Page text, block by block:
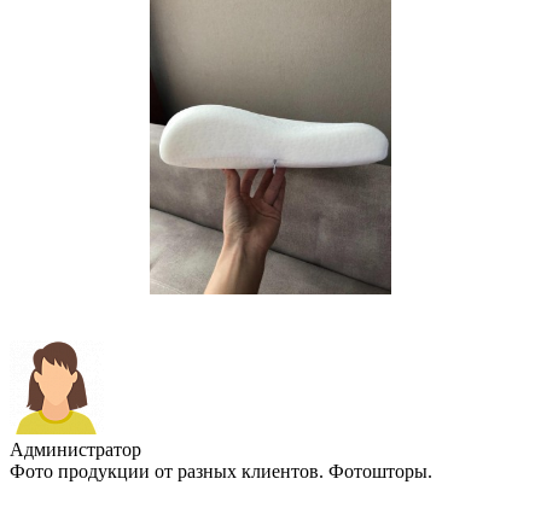
Администратор
Фото продукции от разных клиентов. Фотошторы.